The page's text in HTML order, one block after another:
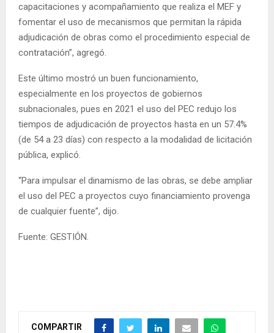
capacitaciones y acompañamiento que realiza el MEF y
fomentar el uso de mecanismos que permitan la rápida
adjudicación de obras como el procedimiento especial de
contratación”, agregó.
Este último mostró un buen funcionamiento,
especialmente en los proyectos de gobiernos
subnacionales, pues en 2021 el uso del PEC redujo los
tiempos de adjudicación de proyectos hasta en un 57.4%
(de 54 a 23 días) con respecto a la modalidad de licitación
pública, explicó.
“Para impulsar el dinamismo de las obras, se debe ampliar
el uso del PEC a proyectos cuyo financiamiento provenga
de cualquier fuente”, dijo.
Fuente: GESTIÓN.
COMPARTIR